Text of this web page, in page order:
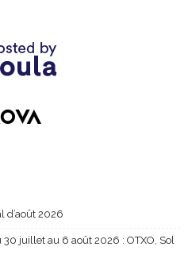
d’août 2026
juillet au 6 août 2026 : OTXO, Sol